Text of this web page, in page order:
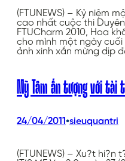
(FTUNEWS) – Kỷ niệm
cao nhất cuộc thi
FTUCharm 2010, Hoa
cho mình một ngày
ảnh xinh xắn mừng dịp
Mỹ Tâm ấn tượng với
24/04/2011•sieuquantri
(FTUNEWS) – Xu?t hi?n